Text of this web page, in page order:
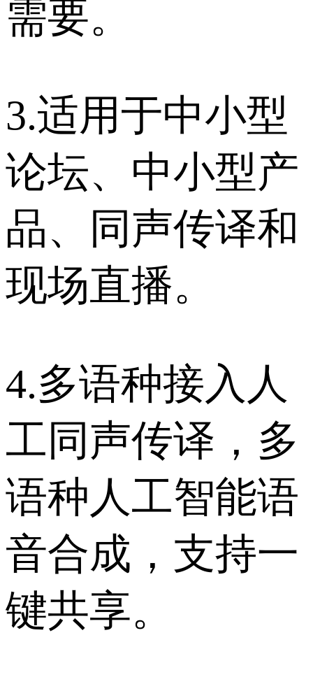
需要。
3.适用于中小型
论坛、中小型产
品、同声传译和
现场直播。
4.多语种接入人
工同声传译，多
语种人工智能语
音合成，支持一
键共享。